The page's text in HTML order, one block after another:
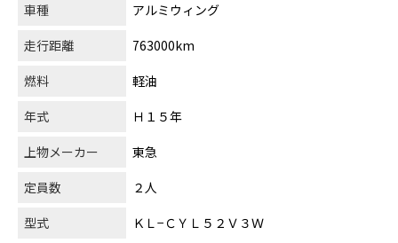
車種
アルミウィング
走行距離
763000km
燃料
軽油
年式
Ｈ１５年
上物メーカー
東急
定員数
２人
型式
ＫＬ−ＣＹＬ５２Ｖ３Ｗ